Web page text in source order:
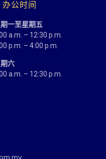
办公时间
一至星期五
a.m. – 12:30 p.m.
p.m. – 4:00 p.m.
六
a.m. – 12:30 p.m.